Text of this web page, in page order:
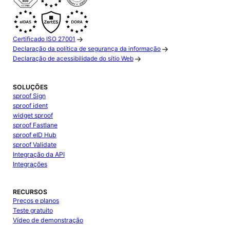
Certificado ISO 27001
Declaração da política de segurança da informação
Declaração de acessibilidade do sítio Web
SOLUÇÕES
sproof Sign
sproof ident
widget sproof
sproof Fastlane
sproof eID Hub
sproof Validate
Integração da API
Integrações
RECURSOS
Preços e planos
Teste gratuito
Vídeo de demonstração